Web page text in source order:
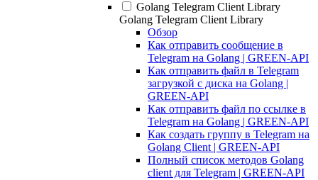
Golang Telegram Client Library
Golang Telegram Client Library
Обзор
Как отправить сообщение в
Telegram на Golang | GREEN-API
Как отправить файл в Telegram
загрузкой с диска на Golang |
GREEN-API
Как отправить файл по ссылке в
Telegram на Golang | GREEN-API
Как создать группу в Telegram на
Golang Client | GREEN-API
Полный список методов Golang
client для Telegram | GREEN-API